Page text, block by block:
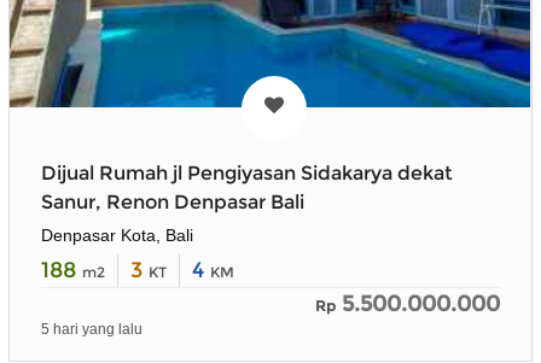
Dijual Rumah jl Pengiyasan Sidakarya dekat
Sanur, Renon Denpasar Bali
Denpasar Kota, Bali
188 m2 3 KT 4 KM
Rp 5.500.000.000
5 hari yang lalu